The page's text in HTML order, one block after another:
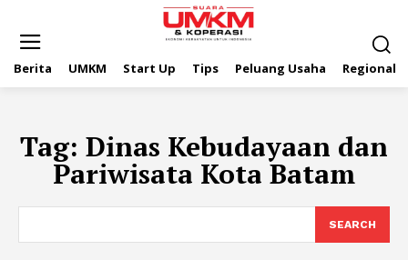
Berita UMKM Start Up Tips Peluang Usaha Regional
Tag: Dinas Kebudayaan dan
Pariwisata Kota Batam
SEARCH